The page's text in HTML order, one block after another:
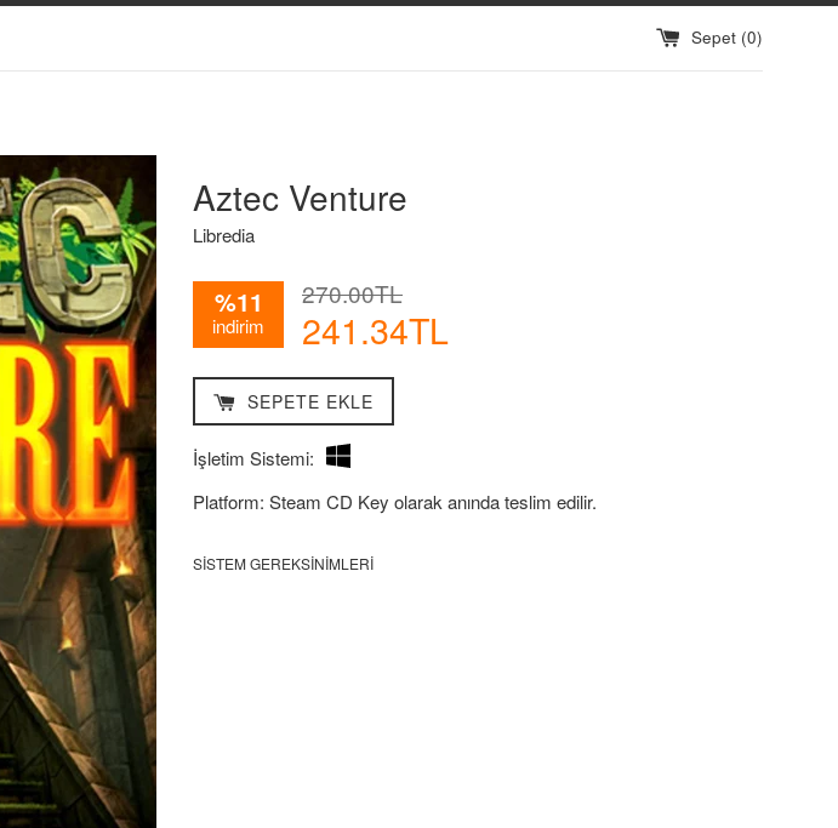
Sepet (0)
Aztec Venture
Libredia
%11
indirim
Fiyatı
241.34TL
270.00TL
SEPETE EKLE
İşletim Sistemi:
Platform: Steam CD Key olarak anında teslim edilir.
SISTEM GEREKSINIMLERI